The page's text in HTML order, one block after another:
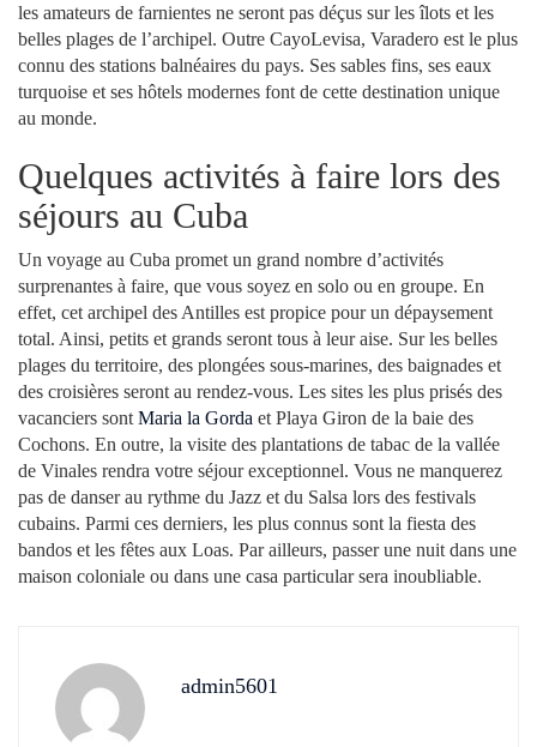
les amateurs de farnientes ne seront pas déçus sur les îlots et les
belles plages de l’archipel. Outre CayoLevisa, Varadero est le plus
connu des stations balnéaires du pays. Ses sables fins, ses eaux
turquoise et ses hôtels modernes font de cette destination unique
au monde.
Quelques activités à faire lors des
séjours au Cuba
Un voyage au Cuba promet un grand nombre d’activités
surprenantes à faire, que vous soyez en solo ou en groupe. En
effet, cet archipel des Antilles est propice pour un dépaysement
total. Ainsi, petits et grands seront tous à leur aise. Sur les belles
plages du territoire, des plongées sous-marines, des baignades et
des croisières seront au rendez-vous. Les sites les plus prisés des
vacanciers sont Maria la Gorda et Playa Giron de la baie des
Cochons. En outre, la visite des plantations de tabac de la vallée
de Vinales rendra votre séjour exceptionnel. Vous ne manquerez
pas de danser au rythme du Jazz et du Salsa lors des festivals
cubains. Parmi ces derniers, les plus connus sont la fiesta des
bandos et les fêtes aux Loas. Par ailleurs, passer une nuit dans une
maison coloniale ou dans une casa particular sera inoubliable.
admin5601